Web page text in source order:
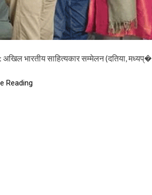
: अखिल भारतीय साहित्यकार सम्मेलन (दतिया, मध्यप्�
Reading